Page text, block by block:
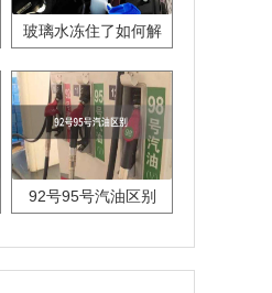
玻璃水冻住了如何解
92号95号汽油区别